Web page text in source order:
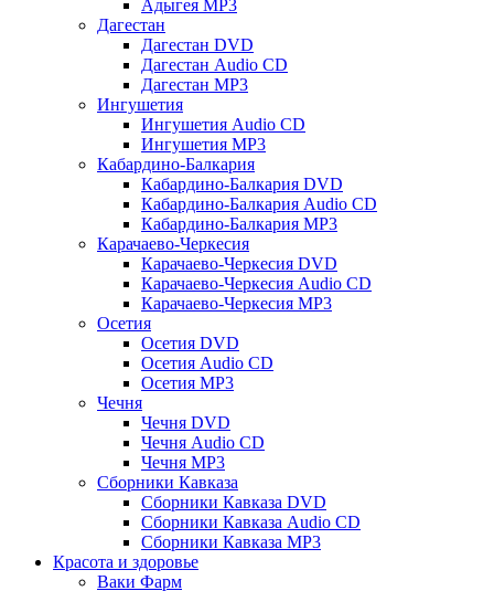
Адыгея MP3
Дагестан
Дагестан DVD
Дагестан Audio CD
Дагестан MP3
Ингушетия
Ингушетия Audio CD
Ингушетия MP3
Кабардино-Балкария
Кабардино-Балкария DVD
Кабардино-Балкария Audio CD
Кабардино-Балкария MP3
Карачаево-Черкесия
Карачаево-Черкесия DVD
Карачаево-Черкесия Audio CD
Карачаево-Черкесия MP3
Осетия
Осетия DVD
Осетия Audio CD
Осетия MP3
Чечня
Чечня DVD
Чечня Audio CD
Чечня MP3
Сборники Кавказа
Сборники Кавказа DVD
Сборники Кавказа Audio CD
Сборники Кавказа MP3
Красота и здоровье
Ваки Фарм